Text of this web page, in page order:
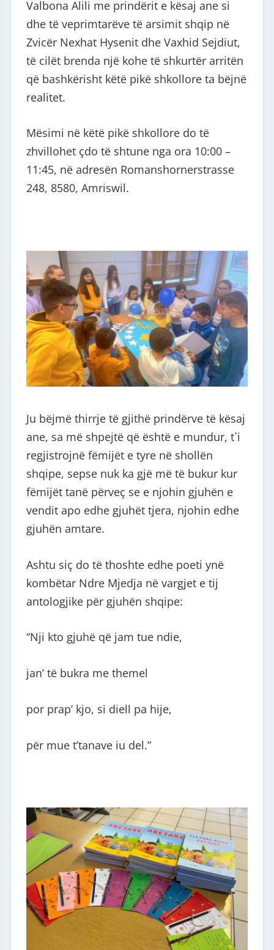
Valbona Alili me prindërit e kësaj ane si
dhe të veprimtarëve të arsimit shqip në
Zvicër Nexhat Hysenit dhe Vaxhid Sejdiut,
të cilët brenda një kohe të shkurtër arritën
që bashkërisht këtë pikë shkollore ta bëjnë
realitet.
Mësimi në këtë pikë shkollore do të
zhvillohet çdo të shtune nga ora 10:00 –
11:45, në adresën Romanshornerstrasse
248, 8580, Amriswil.
Ju bëjmë thirrje të gjithë prindërve të kësaj
ane, sa më shpejtë që është e mundur, t`i
regjistrojnë fëmijët e tyre në shollën
shqipe, sepse nuk ka gjë më të bukur kur
fëmijët tanë përveç se e njohin gjuhën e
vendit apo edhe gjuhët tjera, njohin edhe
gjuhën amtare.
Ashtu siç do të thoshte edhe poeti ynë
kombëtar Ndre Mjedja në vargjet e tij
antologjike për gjuhën shqipe:
“Nji kto gjuhë që jam tue ndie,
jan’ të bukra me themel
por prap’ kjo, si diell pa hije,
për mue t’tanave iu del.”